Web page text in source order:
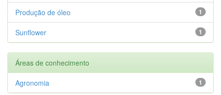
1
Produção de óleo
1
Sunflower
Áreas de conhecimento
1
Agronomia